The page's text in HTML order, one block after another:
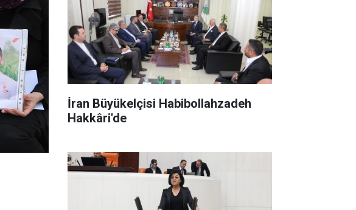
İran Büyükelçisi Habibollahzadeh
Hakkâri'de